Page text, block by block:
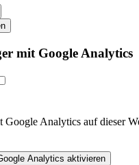
mit Google Analytics
Google Analytics auf dieser